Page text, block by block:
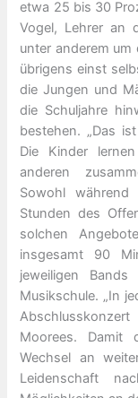
etwa 25 bis 30
Vogel, Lehrer an
unter anderem um
übrigens einst
die Jungen und
die Schuljahre
bestehen. „Das
Die Kinder
anderen
Sowohl
Stunden des
solchen
insgesamt 90
jeweiligen
Musikschule. „In
Moorees. Damit
Wechsel an
Leidenschaft